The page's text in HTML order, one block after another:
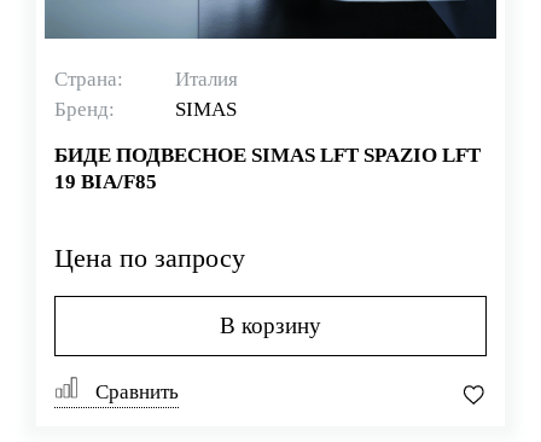
Страна:
Италия
Бренд:
SIMAS
БИДЕ ПОДВЕСНОЕ SIMAS LFT SPAZIO LFT
19 BIA/F85
Цена по запросу
В корзину
Сравнить